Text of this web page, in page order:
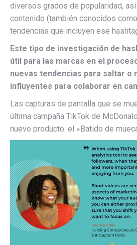
diversos grados de popularidad,
contenido (también conocidos
tendencias que incluyen ese
Este tipo de investigación de
útil para las marcas en el
nuevas tendencias para saltar o
influyentes para colaborar en
Las capturas de pantalla que se
última campaña TikTok de
nuevo producto: el «Batido de